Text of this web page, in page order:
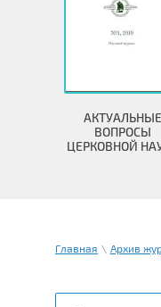
АКТУАЛЬНЫЕ
ВОПРОСЫ
ЦЕРКОВНОЙ
Главная \ Архив